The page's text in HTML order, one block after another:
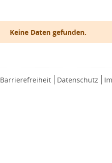
Keine Daten gefunden.
Barrierefreiheit Datenschutz